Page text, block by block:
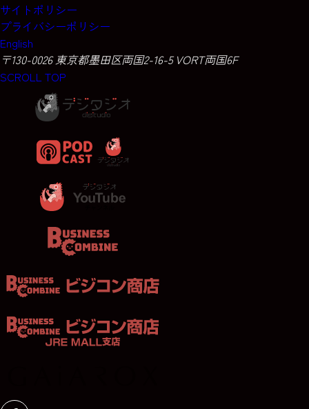
サイトポリシー
プライバシーポリシー
English
〒130-0026 東京都墨田区両国2-16-5 VORT両国6F
SCROLL TOP